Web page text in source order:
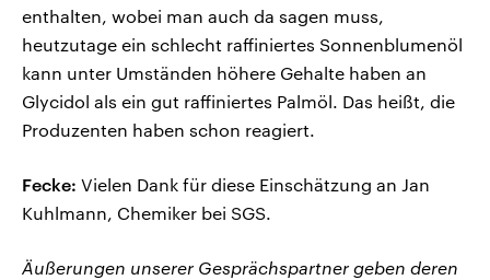
enthalten, wobei man auch da sagen muss,
heutzutage ein schlecht raffiniertes Sonnenblumenöl
kann unter Umständen höhere Gehalte haben an
Glycidol als ein gut raffiniertes Palmöl. Das heißt, die
Produzenten haben schon reagiert.
Fecke: Vielen Dank für diese Einschätzung an Jan
Kuhlmann, Chemiker bei SGS.
Äußerungen unserer Gesprächspartner geben deren